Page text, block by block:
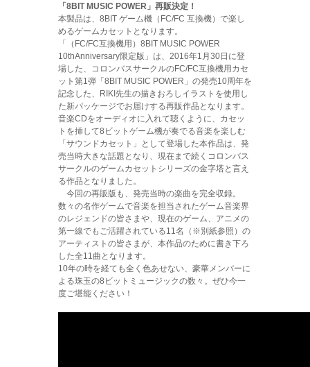
「8BIT MUSIC POWER」再販決定！
本製品は、8BIT ゲーム機（FC/FC 互換機）で楽し
めるゲームカセットとなります。
「（FC/FC互換機用）8BIT MUSIC POWER
10thAnniversary限定版」は、2016年1月30日に登
場した、コロンバスサークルのFC/FC互換機用カセ
ット第1弾「8BIT MUSIC POWER」の発売10周年を
記念した、RIKI先生の描きおろしイラストを使用し
た新パッケージでお届けする再販作品となります。
音楽CDをオーディオに入れて聴くように、カセッ
トを挿して8ビットゲーム機が奏でる音楽を楽しむ
「サウンドカセット」として登場した本作品は、発
売当時大きな話題となり、現在まで続くコロンバス
サークルのゲームカセットシリーズの金字塔と言え
る作品となりました。
今回の再販版も、発売当時の楽曲を完全収録。
数々の名作ゲームで音楽を担当されたゲーム音楽界
のレジェンドの皆さまや、現在のゲーム、アニメの
第一線でもご活躍されている11名（※別紙参照）の
アーティストの皆さまが、本作品のために書き下ろ
した全11曲となります。
10年の時を経ても全く色あせない、豪華メンバーに
よる珠玉の8ビットミュージックの数々。ぜひ今一
度ご堪能ください！